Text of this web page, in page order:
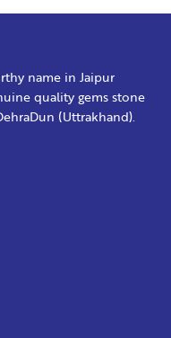
name in Jaipur
quality gems stone
(Uttrakhand).